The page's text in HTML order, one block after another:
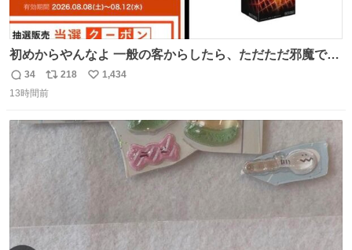
初めからやんなよ 一般の客からしたら、ただただ邪魔でし
かないのよ
返
信
34
リ
ポ
ト
数
218
い
数
1,434
13時間前